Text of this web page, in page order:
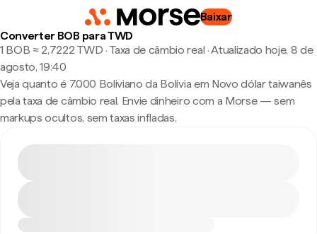
Baixar
Converter BOB para TWD
1 BOB ≈ 2,7222 TWD · Taxa de câmbio real ·Atualizado hoje, 8 de
agosto, 19:40
Veja quanto é 7.000 Boliviano da Bolívia em Novo dólar taiwanês
pela taxa de câmbio real. Envie dinheiro com a Morse — sem
markups ocultos, sem taxas infladas.